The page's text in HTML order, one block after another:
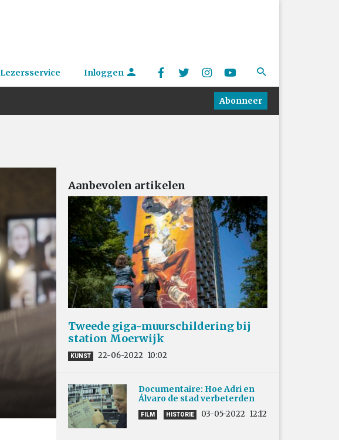
Lezersservice Inloggen
Abonneer
Aanbevolen artikelen
Tweede giga-muurschildering bij
station Moerwijk
KUNST 22-06-2022 10:02
Documentaire: Hoe Adri en
Álvaro de stad verbeterden
FILM HISTORIE 03-05-2022 12:12